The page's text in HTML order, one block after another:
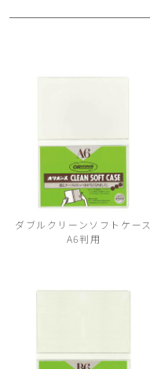
ダブルクリーンソフトケース
A6判用